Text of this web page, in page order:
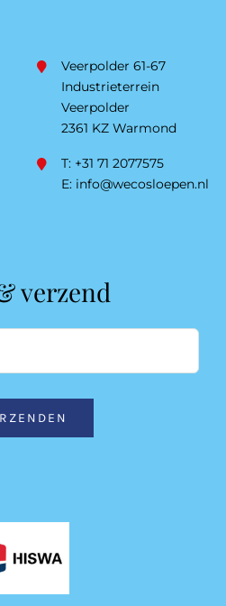
Veerpolder 61-67
Industrieterrein
Veerpolder
2361 KZ Warmond
T: +31 71 2077575
E: info@wecosloepen.nl
verzend